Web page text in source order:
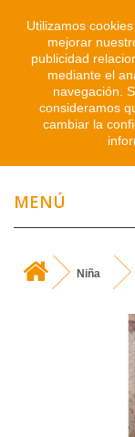
MENÚ
Niña
Utilizamos
mejorar
publicidad
mediante el
navegación.
consideramos
cambiar la